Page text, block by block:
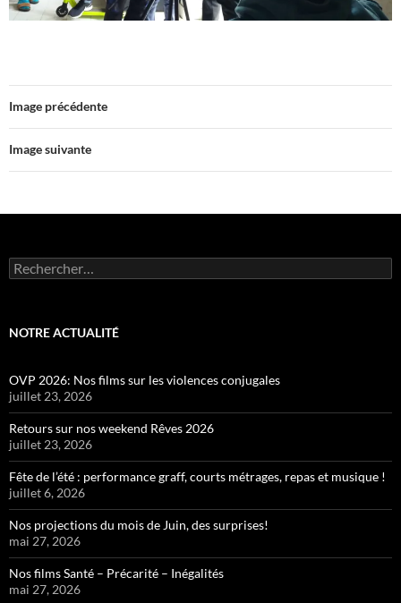
Image précédente
Image suivante
Rechercher :
NOTRE ACTUALITÉ
OVP 2026: Nos films sur les violences conjugales
juillet 23, 2026
Retours sur nos weekend Rêves 2026
juillet 23, 2026
Fête de l’été : performance graff, courts métrages, repas et musique !
juillet 6, 2026
Nos projections du mois de Juin, des surprises!
mai 27, 2026
Nos films Santé – Précarité – Inégalités
mai 27, 2026